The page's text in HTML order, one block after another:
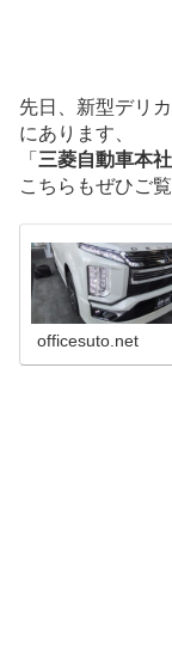
先日、新型デリ
にあります、
「 三菱自動車本
こちらもぜひご覧
officesuto.net